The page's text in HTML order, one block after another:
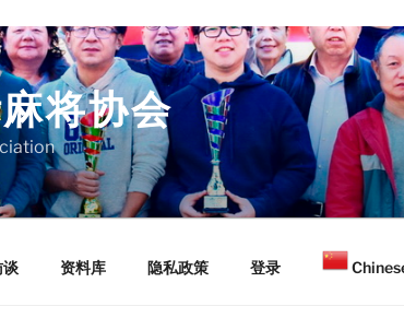
将协会
谈 资料库 隐私政策 登录